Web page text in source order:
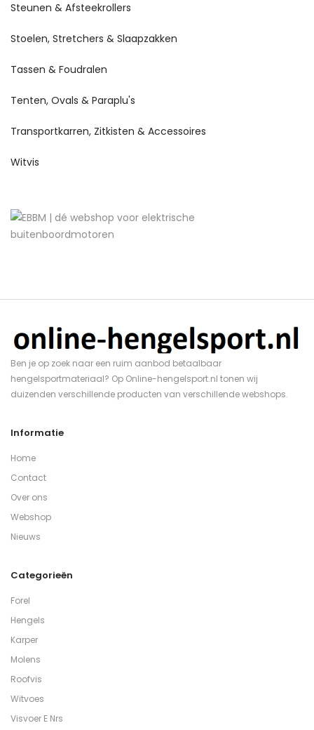
Steunen & Afsteekrollers
Stoelen, Stretchers & Slaapzakken
Tassen & Foudralen
Tenten, Ovals & Paraplu's
Transportkarren, Zitkisten & Accessoires
Witvis
Ben je op zoek naar een ruim aanbod betaalbaar
hengelsportmateriaal? Op Online-hengelsport.nl tonen wij
duizenden verschillende producten van verschillende webshops.
Informatie
Home
Contact
Over ons
Webshop
Nieuws
Categorieën
Forel
Hengels
Karper
Molens
Roofvis
Witvoes
Visvoer E Nrs